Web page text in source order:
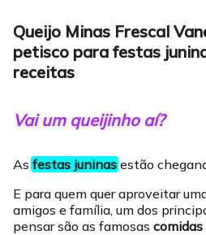
Queijo Minas Frescal
petisco para festas
receitas
Vai um queijinho aí?
As festas juninas estão
E para quem quer aproveitar
amigos e família, um dos
pensar são as famosas